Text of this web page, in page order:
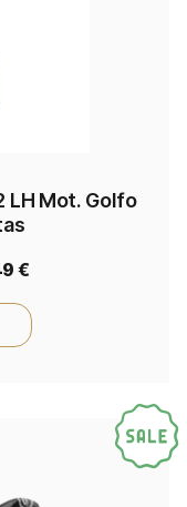
LH Mot. Golfo
€